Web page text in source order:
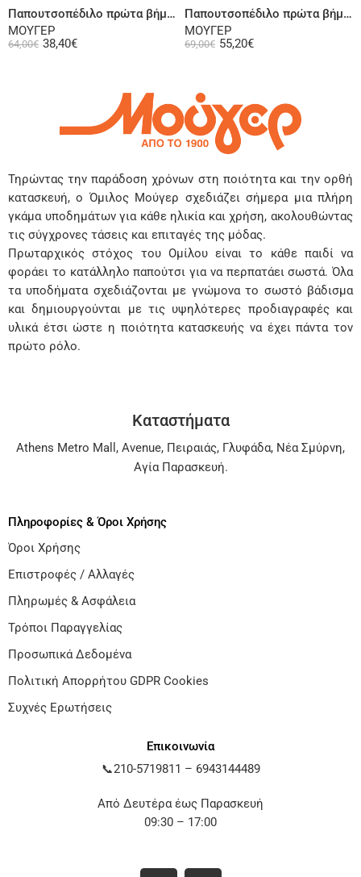
Παπουτσοπέδιλο πρώτα βήματα ψηλή φτέρνα δερμάτινο σαμουά ραφ μπλε
ΜΟΥΓΕΡ
64,00€ 38,40€
Παπουτσοπέδιλο πρώτα βήματα ψηλή φτέρνα δερμάτινο ροζ
ΜΟΥΓΕΡ
69,00€ 55,20€
Τηρώντας την παράδοση χρόνων στη ποιότητα και την ορθή
κατασκευή, ο Όμιλος Μούγερ σχεδιάζει σήμερα μια πλήρη
γκάμα υποδημάτων για κάθε ηλικία και χρήση, ακολουθώντας
τις σύγχρονες τάσεις και επιταγές της μόδας.
Πρωταρχικός στόχος του Ομίλου είναι το κάθε παιδί να
φοράει το κατάλληλο παπούτσι για να περπατάει σωστά. Όλα
τα υποδήματα σχεδιάζονται με γνώμονα το σωστό βάδισμα
και δημιουργούνται με τις υψηλότερες προδιαγραφές και
υλικά έτσι ώστε η ποιότητα κατασκευής να έχει πάντα τον
πρώτο ρόλο.
Καταστήματα
Athens Metro Mall , Avenue, Πειραιάς, Γλυφάδα, Νέα Σμύρνη,
Αγία Παρασκευή.
Πληροφορίες & Όροι Χρήσης
Όροι Χρήσης
Επιστροφές / Αλλαγές
Πληρωμές & Ασφάλεια
Τρόποι Παραγγελίας
Προσωπικά Δεδομένα
Πολιτική Απορρήτου GDPR Cookies
Συχνές Ερωτήσεις
Επικοινωνία
📞210-5719811 – 6943144489
Από Δευτέρα έως Παρασκευή
09:30 – 17:00